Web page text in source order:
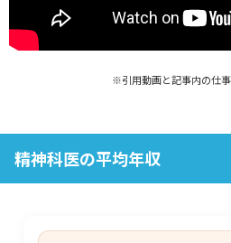
※引用動画と記事内の仕
精神科医の平均年収